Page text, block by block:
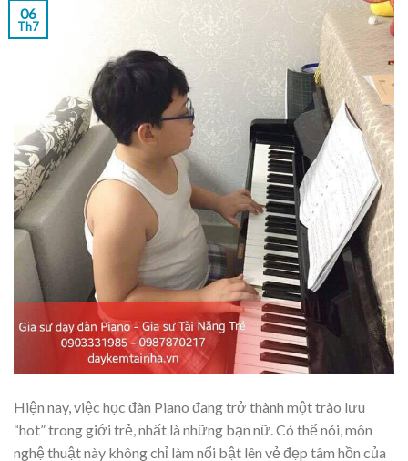
06
Th7
Hiện nay, việc học đàn Piano đang trở thành một trào lưu
“hot” trong giới trẻ, nhất là những bạn nữ. Có thể nói, môn
nghệ thuật này không chỉ làm nổi bật lên vẻ đẹp tâm hồn của